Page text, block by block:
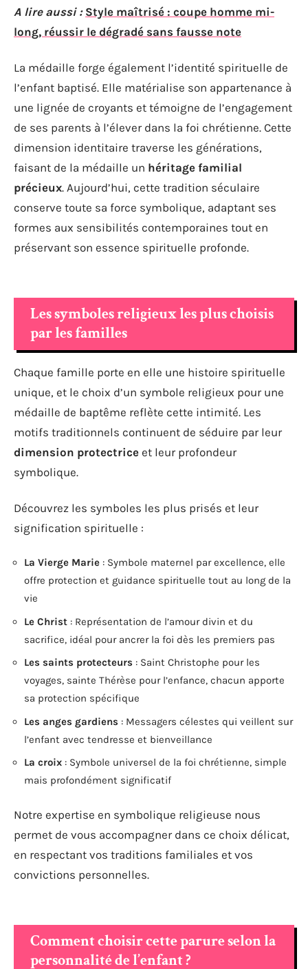
A lire aussi : Style maîtrisé : coupe homme mi-
long, réussir le dégradé sans fausse note
La médaille forge également l’identité spirituelle de
l’enfant baptisé. Elle matérialise son appartenance à
une lignée de croyants et témoigne de l’engagement
de ses parents à l’élever dans la foi chrétienne. Cette
dimension identitaire traverse les générations,
faisant de la médaille un héritage familial
précieux. Aujourd’hui, cette tradition séculaire
conserve toute sa force symbolique, adaptant ses
formes aux sensibilités contemporaines tout en
préservant son essence spirituelle profonde.
Les symboles religieux les plus choisis
par les familles
Chaque famille porte en elle une histoire spirituelle
unique, et le choix d’un symbole religieux pour une
médaille de baptême reflète cette intimité. Les
motifs traditionnels continuent de séduire par leur
dimension protectrice et leur profondeur
symbolique.
Découvrez les symboles les plus prisés et leur
signification spirituelle :
La Vierge Marie : Symbole maternel par excellence, elle
offre protection et guidance spirituelle tout au long de la
vie
Le Christ : Représentation de l’amour divin et du
sacrifice, idéal pour ancrer la foi dès les premiers pas
Les saints protecteurs : Saint Christophe pour les
voyages, sainte Thérèse pour l’enfance, chacun apporte
sa protection spécifique
Les anges gardiens : Messagers célestes qui veillent sur
l’enfant avec tendresse et bienveillance
La croix : Symbole universel de la foi chrétienne, simple
mais profondément significatif
Notre expertise en symbolique religieuse nous
permet de vous accompagner dans ce choix délicat,
en respectant vos traditions familiales et vos
convictions personnelles.
Comment choisir cette parure selon la
personnalité de l’enfant ?